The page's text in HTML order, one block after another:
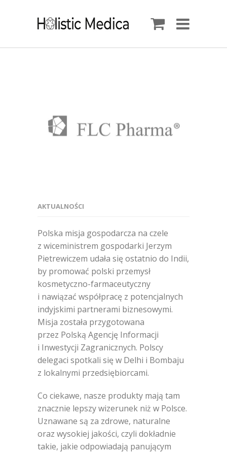
AKTUALNOŚCI
Polska misja gospodarcza na czele
z wiceministrem gospodarki Jerzym
Pietrewiczem udała się ostatnio do Indii,
by promować polski przemysł
kosmetyczno-farmaceutyczny
i nawiązać współpracę z potencjalnych
indyjskimi partnerami biznesowymi.
Misja została przygotowana
przez Polską Agencję Informacji
i Inwestycji Zagranicznych. Polscy
delegaci spotkali się w Delhi i Bombaju
z lokalnymi przedsiębiorcami.
Co ciekawe, nasze produkty mają tam
znacznie lepszy wizerunek niż w Polsce.
Uznawane są za zdrowe, naturalne
oraz wysokiej jakości, czyli dokładnie
takie, jakie odpowiadają panującym